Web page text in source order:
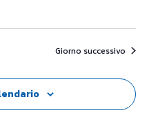
Giorno successivo